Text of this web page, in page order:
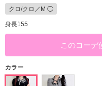
クロ/クロ／M ◯
身長155
このコーデ
カラー